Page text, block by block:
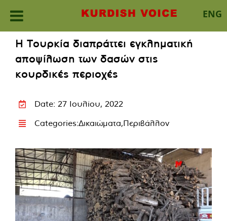
ENG
content
Η Τουρκία διαπράττει εγκληματική
αποψίλωση των δασών στις
κουρδικές περιοχές
Date: 27 Ιουλίου, 2022
Categories:Δικαιώματα,Περιβάλλον